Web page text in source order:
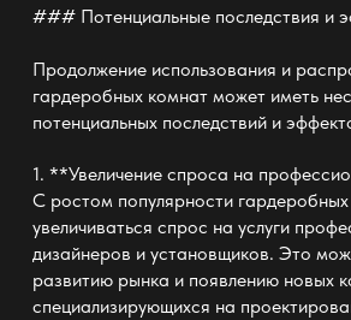
### Потенциальные последствия и
Продолжение использования и
гардеробных комнат может иметь
потенциальных последствий и
1. **Увеличение спроса на
С ростом популярности
увеличиваться спрос на услуги
дизайнеров и установщиков. Это
развитию рынка и появлению новых
специализирующихся на